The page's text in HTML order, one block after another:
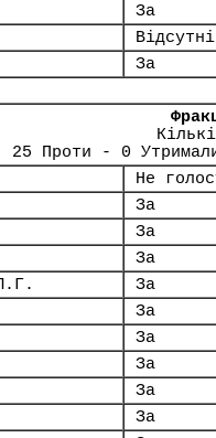
За
За
25 Проти - 0
Не
За
За
За
За
За
За
За
За
За